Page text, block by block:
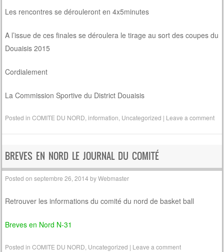
Les rencontres se dérouleront en 4x5minutes
A l’issue de ces finales se déroulera le tirage au sort des coupes du
Douaisis 2015
Cordialement
La Commission Sportive du District Douaisis
Posted inCOMITE DU NORD,information, Uncategorized | Leave a comment
BREVES EN NORD LE JOURNAL DU COMITÉ
Posted onseptembre 26, 2014 byWebmaster
Retrouver les informations du comité du nord de basket ball
Breves en Nord N-31
Posted inCOMITE DU NORD Uncategorized | Leave a comment